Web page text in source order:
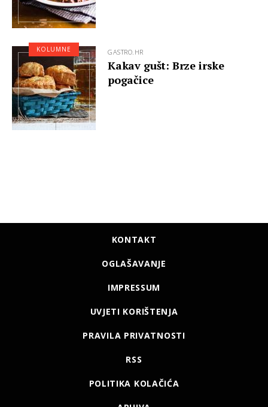
GASTRO.HR
Kakav gušt: Brze irske
pogačice
KOLUMNE
KONTAKT
OGLAŠAVANJE
IMPRESSUM
UVJETI KORIŠTENJA
PRAVILA PRIVATNOSTI
RSS
POLITIKA KOLAČIĆA